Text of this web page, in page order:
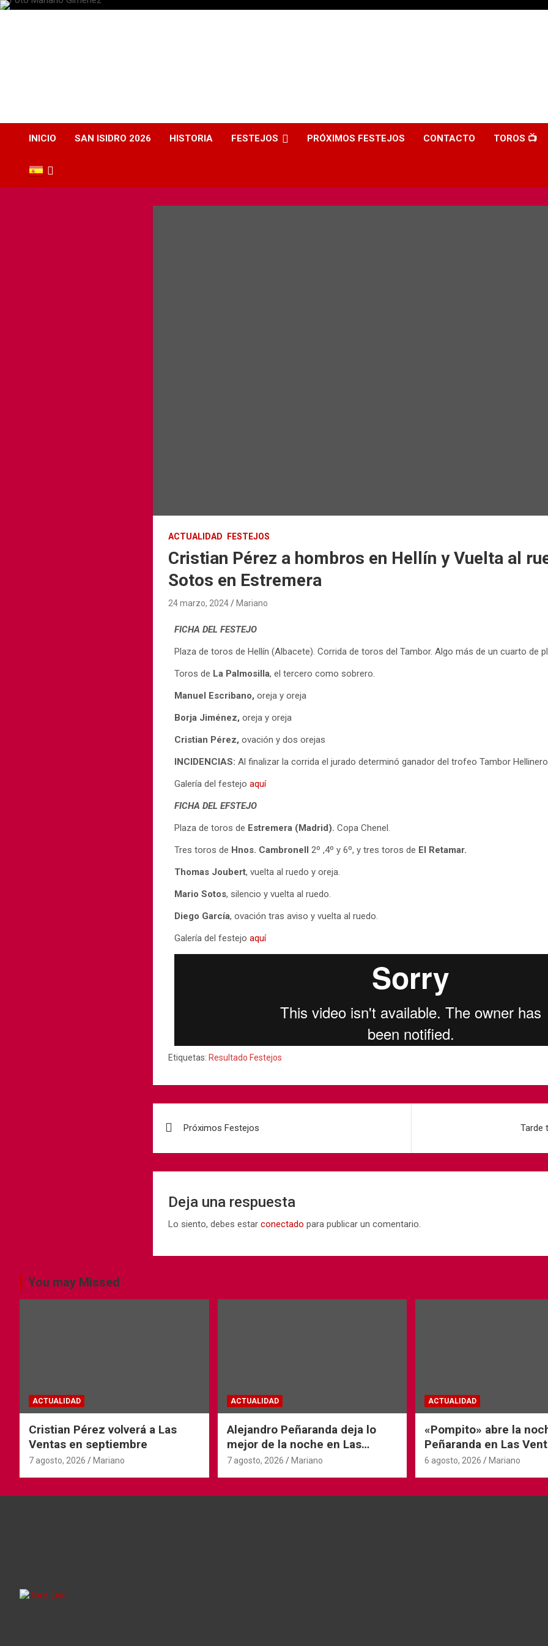
INICIO SAN ISIDRO 2026 HISTORIA FESTEJOS PRÓXIMOS FESTEJOS CONTACTO TOROS 📺
ACTUALIDAD FESTEJOS
Cristian Pérez a hombros en Hellín y Vuelta al
Sotos en Estremera
24 marzo, 2024 Mariano
FICHA DEL FESTEJO
Plaza de toros de Hellín (Albacete). Corrida de toros del Tambor. Algo más de un cuarto de
Toros de La Palmosilla, el tercero como sobrero.
Manuel Escribano, oreja y oreja
Borja Jiménez, oreja y oreja
Cristian Pérez, ovación y dos orejas
INCIDENCIAS:Al finalizar la corrida el jurado determinó ganador del trofeo Tambor
Galería del festejoaquí
FICHA DEL EFSTEJO
Plaza de toros de Estremera (Madrid). Copa Chenel.
Tres toros de Hnos. Cambronell 2º ,4º y 6º, y tres toros de El Retamar.
Thomas Joubert, vuelta al ruedo y oreja.
Mario Sotos, silencio y vuelta al ruedo.
Diego García, ovación tras aviso y vuelta al ruedo.
Galería del festejoaquí
Etiquetas: Resultado Festejos
Próximos Festejos Tarde
Deja una respuesta
Lo siento, debes estarconectado para publicar un comentario.
You may Missed
ACTUALIDAD
Cristian Pérez volverá a Las
Ventas en septiembre
7 agosto, 2026 Mariano
ACTUALIDAD
Alejandro Peñaranda deja lo
mejor de la noche en Las
Ventas
7 agosto, 2026 Mariano
ACTUALIDAD
«Pompito» abre la
Peñaranda en Las
6 agosto, 2026 Mariano